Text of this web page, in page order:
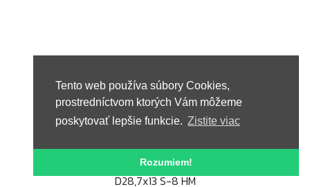
Tento web používa súbory Cookies,
prostredníctvom ktorých Vám môžeme
poskytovať lepšie funkcie. Zistite viac
Rozumiem!
CMT C959 Profilová fréza s ložiskom CMT - R4
D28,7x13 S-8 HM